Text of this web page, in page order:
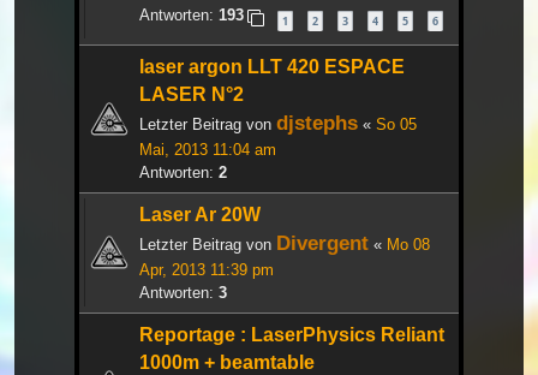
Antworten: 193 1 2 3 4 5 6
laser argon LLT 420 ESPACE
LASER N°2
Letzter Beitrag von djstephs « So 05
Mai, 2013 11:04 am
Antworten: 2
Laser Ar 20W
Letzter Beitrag von Divergent « Mo 08
Apr, 2013 11:39 pm
Antworten: 3
Reportage : LaserPhysics Reliant
1000m + beamtable